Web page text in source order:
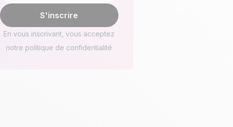
En vous inscrivant, vous acceptez
notre politique de confidentialité